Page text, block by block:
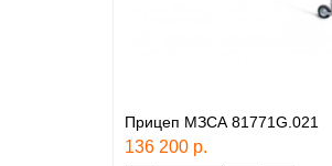
Прицеп МЗСА 81771G.021
136 200 р.